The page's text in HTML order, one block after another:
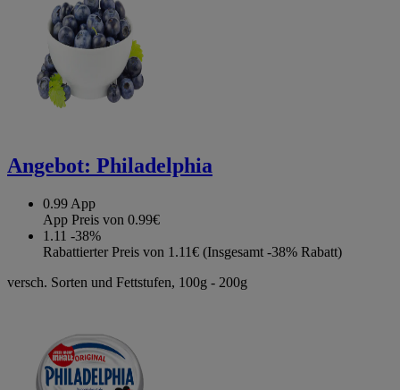
Angebot: Philadelphia
0.99 App
App Preis von 0.99€
1.11 -38%
Rabattierter Preis von 1.11€ (Insgesamt -38% Rabatt)
versch. Sorten und Fettstufen, 100g - 200g